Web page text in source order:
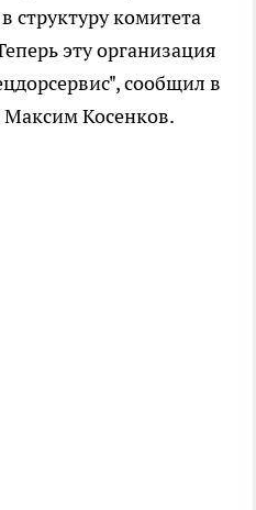
структуру комитета
эту организация
сообщил в
Максим Косенков.